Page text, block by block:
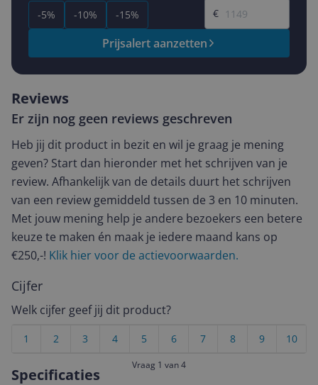
-5% -10% -15%
€
Prijsalert aanzetten
Specificaties
Reviews
Er zijn nog geen reviews geschreven
Heb jij dit product in bezit en wil je graag je mening
geven? Start dan hieronder met het schrijven van je
review. Afhankelijk van de details duurt het schrijven
van een review gemiddeld tussen de 3 en 10 minuten.
Met jouw mening help je andere bezoekers een betere
keuze te maken én maak je iedere maand kans op
€250,-! Klik hier voor de actievoorwaarden.
Cijfer
Welk cijfer geef jij dit product?
10
9
8
7
6
5
4
3
2
1
Vraag 1 van 4